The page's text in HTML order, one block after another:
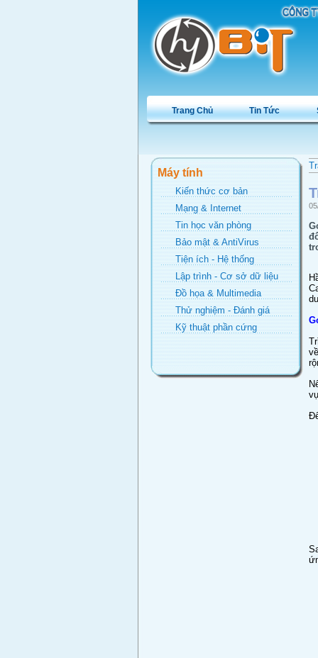
Trang Chủ Tin Tức
Máy tính
Kiến thức cơ bản
Mạng & Internet
Tin học văn phòng
Bảo mật & AntiVirus
Tiện ích - Hệ thống
Lập trình - Cơ sở dữ liệu
Đồ họa & Multimedia
Thử nghiệm - Đánh giá
Kỹ thuật phần cứng